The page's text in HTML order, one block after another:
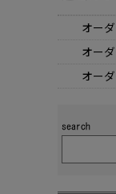
オー
オー
オー